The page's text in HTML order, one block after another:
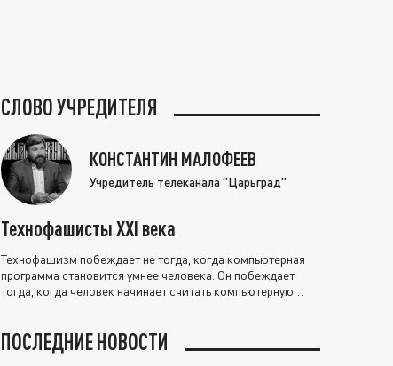
СЛОВО УЧРЕДИТЕЛЯ
КОНСТАНТИН МАЛОФЕЕВ
Учредитель телеканала "Царьград"
Технофашисты XXI века
Технофашизм побеждает не тогда, когда компьютерная
программа становится умнее человека. Он побеждает
тогда, когда человек начинает считать компьютерную
ПОСЛЕДНИЕ НОВОСТИ